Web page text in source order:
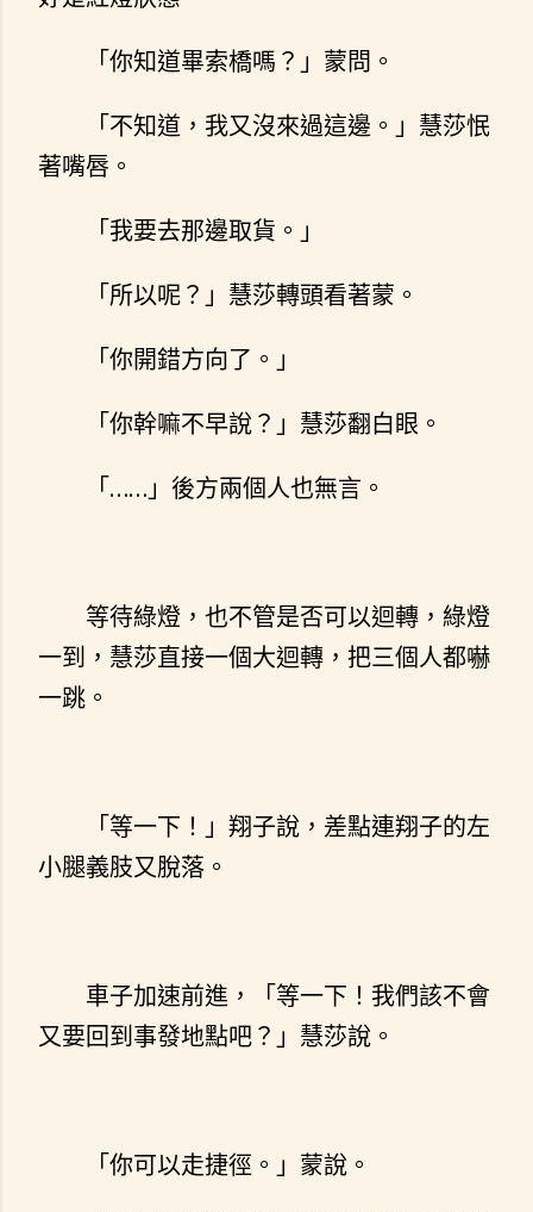
「你知道畢索橋嗎？」蒙問。
「不知道，我又沒來過這邊。」慧莎怋
著嘴唇。
「我要去那邊取貨。」
「所以呢？」慧莎轉頭看著蒙。
「你開錯方向了。」
「你幹嘛不早說？」慧莎翻白眼。
「……」後方兩個人也無言。
等待綠燈，也不管是否可以迴轉，綠燈
一到，慧莎直接一個大迴轉，把三個人都嚇
一跳。
「等一下！」翔子說，差點連翔子的左
小腿義肢又脫落。
車子加速前進，「等一下！我們該不會
又要回到事發地點吧？」慧莎說。
「你可以走捷徑。」蒙說。